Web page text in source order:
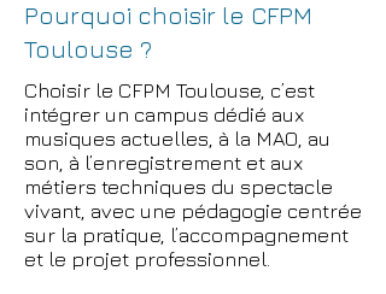
Pourquoi choisir le CFPM
Toulouse ?
Choisir le CFPM Toulouse, c’est
intégrer un campus dédié aux
musiques actuelles, à la MAO, au
son, à l’enregistrement et aux
métiers techniques du spectacle
vivant, avec une pédagogie centrée
sur la pratique, l’accompagnement
et le projet professionnel.